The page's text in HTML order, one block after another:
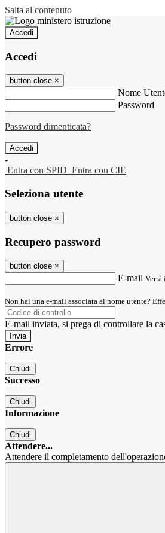
Salta al contenuto
Accedi
Accedi
button close ×
Nome
Password
Password dimenticata?
-
Entra con SPID Entra con CIE
Seleziona utente
button close ×
Recupero password
button close ×
E-mail
Non hai una e-mail associata al nome utente?
E-mail inviata, si prega di controllare la
Errore
Chiudi
Successo
Chiudi
Informazione
Chiudi
Attendere...
Attendere il completamento